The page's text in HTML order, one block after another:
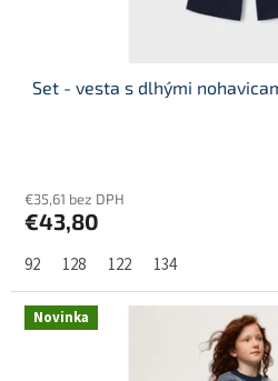
Set - vesta s dlhými
€35,61 bez DPH
€43,80
92 128 122 134
Novinka